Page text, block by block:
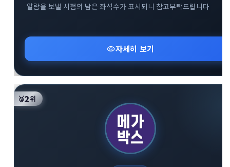
알람을 보낼 시점의 남은 좌석수가 표시되니 참고부탁드립니다
visibility자세히 보기
🥈2위